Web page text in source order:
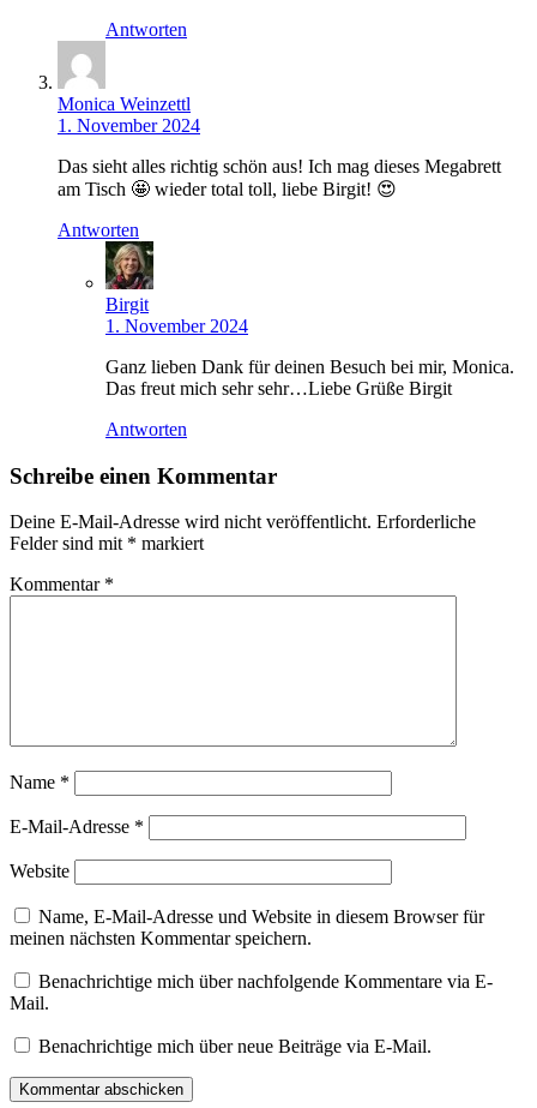
Antworten
Monica Weinzettl
1. November 2024
Das sieht alles richtig schön aus! Ich mag dieses Megabrett
am Tisch 🤩 wieder total toll, liebe Birgit! 😍
Antworten
Birgit
1. November 2024
Ganz lieben Dank für deinen Besuch bei mir, Monica.
Das freut mich sehr sehr…Liebe Grüße Birgit
Antworten
Schreibe einen Kommentar
Deine E-Mail-Adresse wird nicht veröffentlicht. Erforderliche
Felder sind mit * markiert
Kommentar *
Name *
E-Mail-Adresse *
Website
Name, E-Mail-Adresse und Website in diesem Browser für
meinen nächsten Kommentar speichern.
Benachrichtige mich über nachfolgende Kommentare via E-
Mail.
Benachrichtige mich über neue Beiträge via E-Mail.